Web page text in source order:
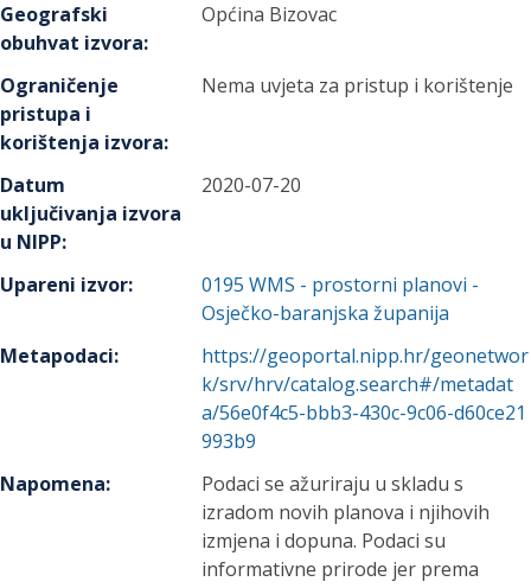
Geografski
obuhvat izvora:
Općina Bizovac
Ograničenje
pristupa i
korištenja izvora:
Nema uvjeta za pristup i korištenje
Datum
uključivanja izvora
u NIPP:
2020-07-20
Upareni izvor: 0195 WMS - prostorni planovi -
Osječko-baranjska županija
Metapodaci:
https://geoportal.nipp.hr/geonetwor
k/srv/hrv/catalog.search#/metadat
a/56e0f4c5-bbb3-430c-9c06-d60ce21
993b9
Napomena:
Podaci se ažuriraju u skladu s
izradom novih planova i njihovih
izmjena i dopuna. Podaci su
informativne prirode jer prema